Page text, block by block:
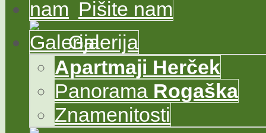
Pišite nam
Galerija
Apartmaji Herček
Panorama Rogaška
Znamenitosti